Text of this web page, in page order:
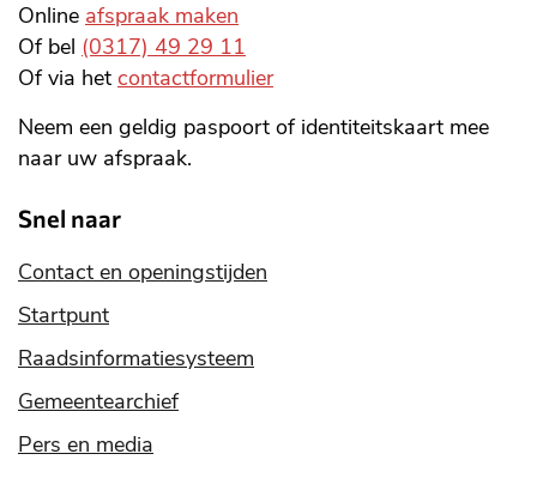
Online afspraak maken
Of bel (0317) 49 29 11
Of via het contactformulier
Neem een geldig paspoort of identiteitskaart mee
naar uw afspraak.
Snel naar
Contact en openingstijden
Startpunt
Raadsinformatiesysteem
Gemeentearchief
Pers en media